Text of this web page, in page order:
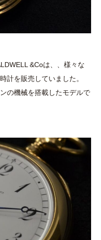
&Coは、、様々な
計を販売していました。
の機械を搭載したモデルで